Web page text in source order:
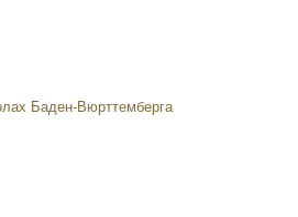
Баден-Вюрттемберга